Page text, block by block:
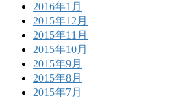
2016年1月
2015年12月
2015年11月
2015年10月
2015年9月
2015年8月
2015年7月